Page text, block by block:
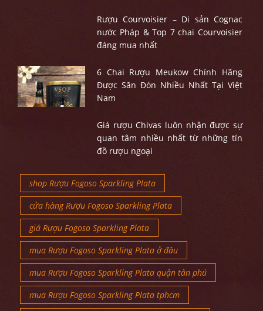
Rượu Courvoisier – Di sản Cognac
nước Pháp & Top 7 chai Courvoisier
đáng mua nhất
6 Chai Rượu Meukow Chính Hãng
Được Săn Đón Nhiều Nhất Tại Việt
Nam
Giá rượu Chivas luôn nhận được sự
quan tâm nhiều nhất từ những tín
đồ rượu ngoại
shop Rượu Fogoso Sparkling Plata
cửa hàng Rượu Fogoso Sparkling Plata
giá Rượu Fogoso Sparkling Plata
mua Rượu Fogoso Sparkling Plata ở đâu
mua Rượu Fogoso Sparkling Plata quận tân phú
mua Rượu Fogoso Sparkling Plata tphcm